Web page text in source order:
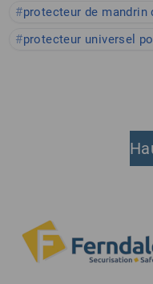
protecteur de mandrin
protecteur universel